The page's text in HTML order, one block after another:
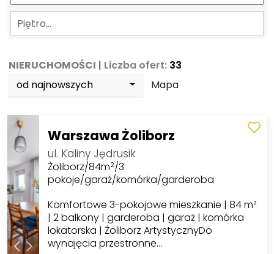
Piętro…
NIERUCHOMOŚCI | Liczba ofert: 33
od najnowszych
Mapa
Warszawa Żoliborz
ul. Kaliny Jędrusik
Żoliborz/84m2/3
pokoje/garaż/komórka/garderoba
Komfortowe 3-pokojowe mieszkanie | 84 m²
| 2 balkony | garderoba | garaż | komórka
lokatorska | Żoliborz ArtystycznyDo
wynajęcia przestronne…